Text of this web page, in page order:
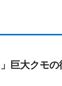
巨大クモの